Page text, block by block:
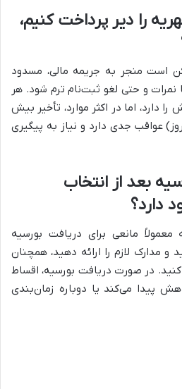
را دیر پرداخت کنیم،
است منجر به جریمه مالی، مسدود
و حتی لغو ثبت‌نام ترم شود. هر
اما در اکثر موارد، تأخیر بیش
از یک بازه مشخص (مثلاً ۱۰ روز) عواقب جدی دارد و نیاز به پیگیری
بعد از انتخاب
دارد؟
مانعی برای دریافت بورسیه
و مدارک لازم را ارائه دهید، همچنان
کنید. در صورت دریافت بورسیه، اقساط
پیدا می‌کند یا دوباره زمان‌بندی